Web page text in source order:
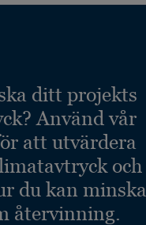
ditt projekts
Använd vår
att utvärdera
och
du kan minska
återvinning.